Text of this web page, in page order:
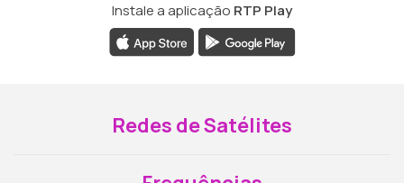
Instale a aplicação RTP Play
Redes de Satélites